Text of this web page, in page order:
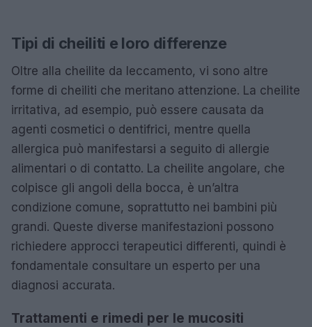
Tipi di cheiliti e loro differenze
Oltre alla cheilite da leccamento, vi sono altre
forme di cheiliti che meritano attenzione. La cheilite
irritativa, ad esempio, può essere causata da
agenti cosmetici o dentifrici, mentre quella
allergica può manifestarsi a seguito di allergie
alimentari o di contatto. La cheilite angolare, che
colpisce gli angoli della bocca, è un’altra
condizione comune, soprattutto nei bambini più
grandi. Queste diverse manifestazioni possono
richiedere approcci terapeutici differenti, quindi è
fondamentale consultare un esperto per una
diagnosi accurata.
Trattamenti e rimedi per le mucositi